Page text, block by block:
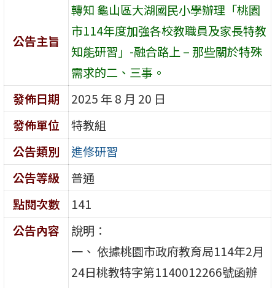
公告主旨
轉知 龜山區大湖國民小學辦理「桃園
市114年度加強各校教職員及家長特教
知能研習」-融合路上 – 那些關於特殊
需求的二、三事。
發佈日期
2025 年 8 月 20 日
發佈單位
特教組
公告類別
進修研習
公告等級
普通
點閱次數
141
公告內容
說明：
一、 依據桃園市政府教育局114年2月
24日桃教特字第1140012266號函辦